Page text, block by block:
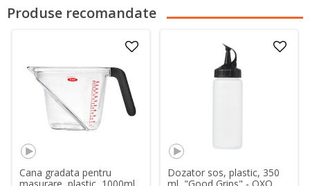
Produse recomandate
Cana gradata pentru
Dozator sos, plastic, 350